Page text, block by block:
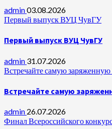
admin03.08.2026
Первый выпуск ВУЦ ЧувГУ
Первый выпуск ВУЦ ЧувГУ
admin 31.07.2026
Встречайте самую
Встречайте самую
admin 26.07.2026
Финал Всероссийского